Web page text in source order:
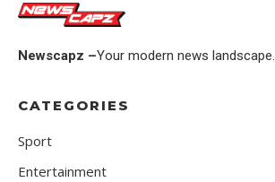
Newscapz –Your modern news landscape.
CATEGORIES
Sport
Entertainment